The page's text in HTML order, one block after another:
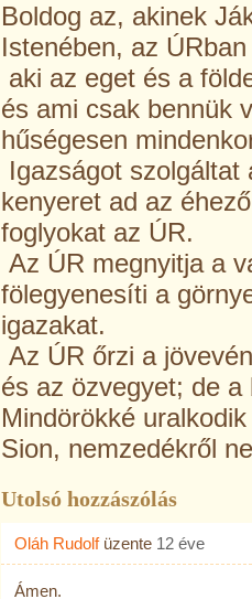
Boldog az, akinek
Istenében, az
aki az eget és a
és ami csak bennük
hűségesen
Igazságot szolgáltat
kenyeret ad az
foglyokat az ÚR.
Az ÚR megnyitja a
fölegyenesíti a
igazakat.
Az ÚR őrzi a
és az özvegyet; de
Mindörökké
Sion, nemzedékről
Utolsó hozzászólás
Oláh Rudolfüzente 12 éve
Ámen.